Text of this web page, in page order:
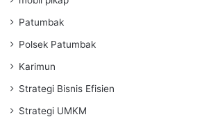
Patumbak
Polsek Patumbak
Karimun
Strategi Bisnis Efisien
Strategi UMKM